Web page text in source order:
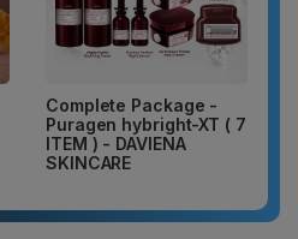
Complete Package -
Puragen hybright-XT ( 7
ITEM ) - DAVIENA
SKINCARE